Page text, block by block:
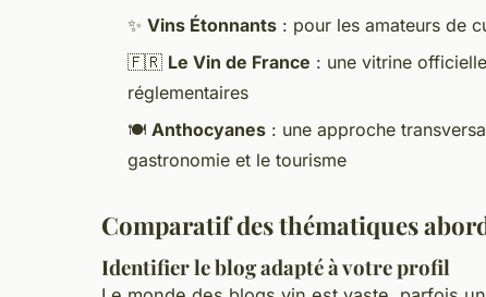
✨ Vins Étonnants : pour les amateurs de
🇫🇷 Le Vin de France : une vitrine
réglementaires
🍽️ Anthocyanes : une approche
gastronomie et le tourisme
Comparatif des thématiques
Identifier le blog adapté à votre profil